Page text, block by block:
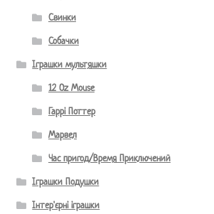
Свинки
Собачки
Іграшки мультяшки
12 Oz Mouse
Гаррі Поттер
Марвел
Час пригод/Время Приключений
Іграшки Подушки
Інтер'єрні іграшки